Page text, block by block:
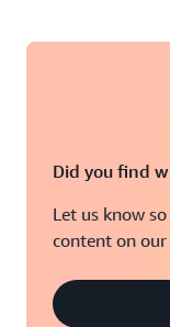
Did you find
Let us know
content on our